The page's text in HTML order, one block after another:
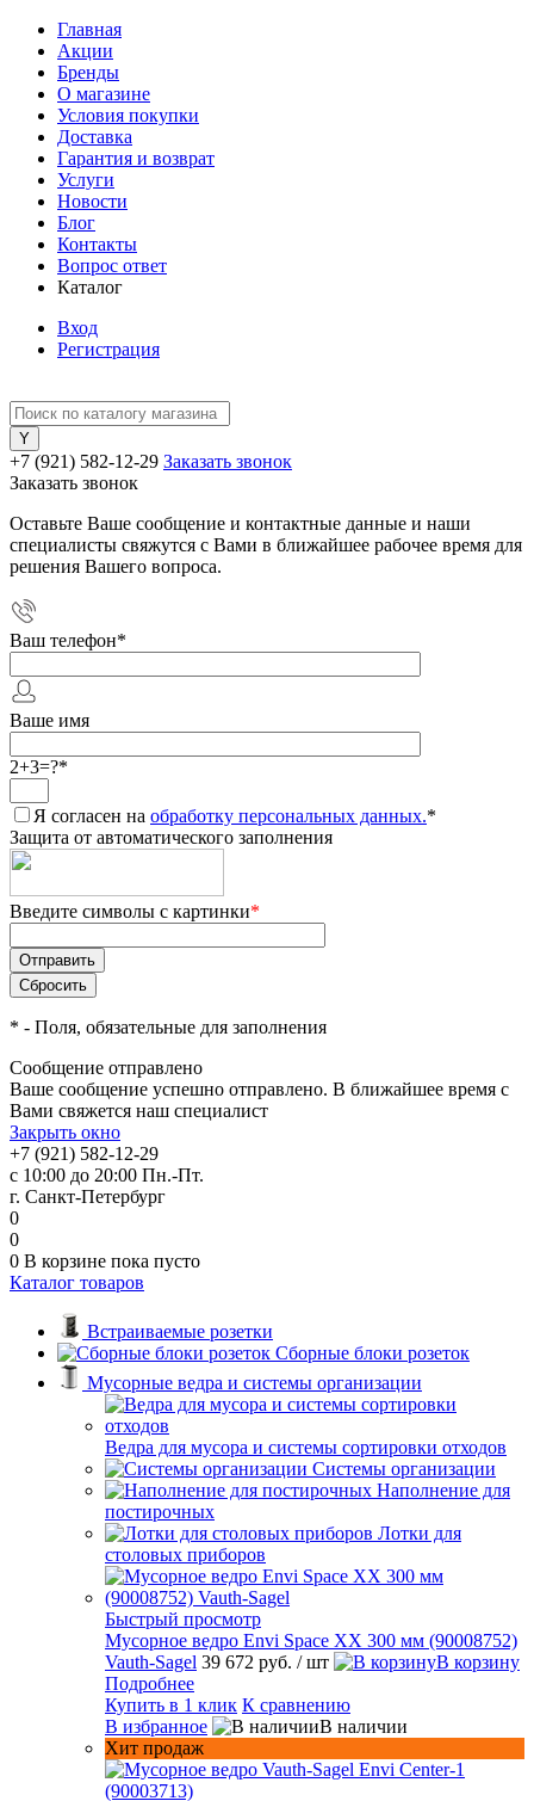
Главная
Акции
Бренды
О магазине
Условия покупки
Доставка
Гарантия и возврат
Услуги
Новости
Блог
Контакты
Вопрос ответ
Каталог
Вход
Регистрация
+7 (921) 582-12-29 Заказать звонок
Заказать звонок
Оставьте Ваше сообщение и контактные данные и наши
специалисты свяжутся с Вами в ближайшее рабочее время для
решения Вашего вопроса.
Ваш телефон*
Ваше имя
2+3=?*
Я согласен на обработку персональных данных.*
Защита от автоматического заполнения
Введите символы с картинки*
* - Поля, обязательные для заполнения
Сообщение отправлено
Ваше сообщение успешно отправлено. В ближайшее время с
Вами свяжется наш специалист
Закрыть окно
+7 (921) 582-12-29
с 10:00 до 20:00 Пн.-Пт.
г. Санкт-Петербург
0
0
0 В корзине пока пусто
Каталог товаров
Встраиваемые розетки
Сборные блоки розеток
Мусорные ведра и системы организации
Ведра для мусора и системы сортировки отходов
Системы организации
Наполнение для
постирочных
Лотки для
столовых приборов
Быстрый просмотр
Мусорное ведро Envi Space XX 300 мм (90008752)
Vauth-Sagel 39 672 руб. / шт
В корзину
Подробнее
Купить в 1 клик К сравнению
В избранное
В наличии
Хит продаж